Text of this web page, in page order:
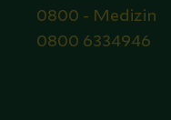
0800 - Medizin
0800 6334946